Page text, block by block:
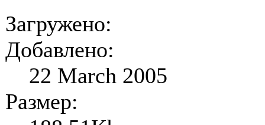
Загружено:
Добавлено:
22 March 2005
Размер: